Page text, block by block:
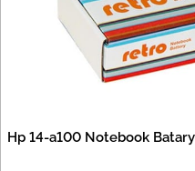
Hp 14-a100 Notebook